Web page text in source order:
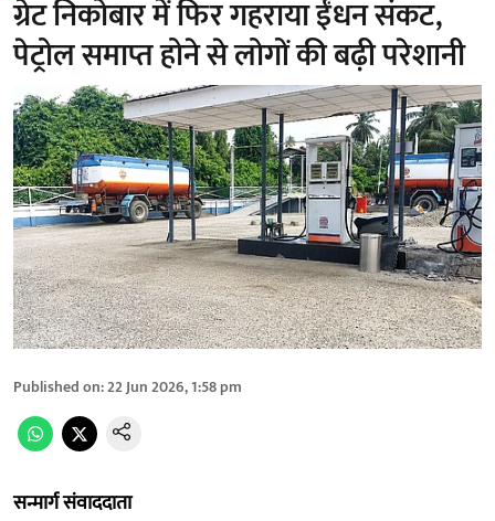
ग्रेट निकोबार में फिर गहराया ईंधन संकट,
पेट्रोल समाप्त होने से लोगों की बढ़ी परेशानी
Published on:22 Jun 2026, 1:58 pm
सन्मार्ग संवाददाता